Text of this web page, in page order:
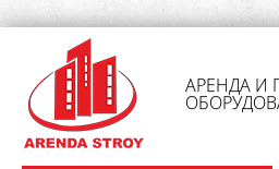
АРЕНДА И